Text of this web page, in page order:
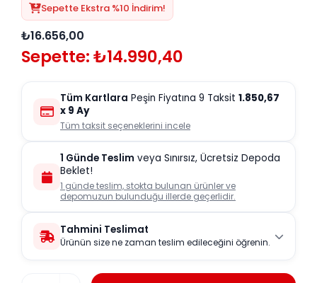
Sepette Ekstra %10 İndirim!
₺16.656,00
Sepette: ₺14.990,40
Tüm Kartlara Peşin Fiyatına 9 Taksit 1.850,67
x 9 Ay
Tüm taksit seçeneklerini incele
1 Günde Teslim veya Sınırsız, Ücretsiz Depoda
Beklet!
1 günde teslim, stokta bulunan ürünler ve
depomuzun bulunduğu illerde geçerlidir.
Tahmini Teslimat
Ürünün size ne zaman teslim edileceğini öğrenin.